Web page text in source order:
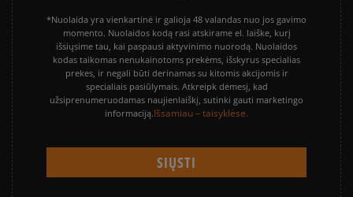
*Nuolaida yra vienkartinė ir galioja 48 valandas nuo jos gavimo
momento. Nuolaidos kodą rasi atskirame el. laiške, kurį
išsiųsime tau, kai paspausi aktyvinimo nuorodą. Nuolaidos
kodas taikomas nenukainotoms prekėms, išskyrus specialias
prekes, ir negali būti derinamas su kitomis akcijomis ir
specialiais pasiūlymais. Atkreipk dėmesį, kad
užsiprenumeruodamas naujienlaiškį, sutinki gauti marketingo
informaciją.Išsamiau – taisyklėse.